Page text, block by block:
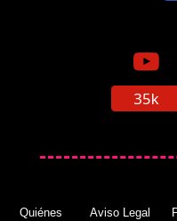
35k
Quiénes
Aviso Legal